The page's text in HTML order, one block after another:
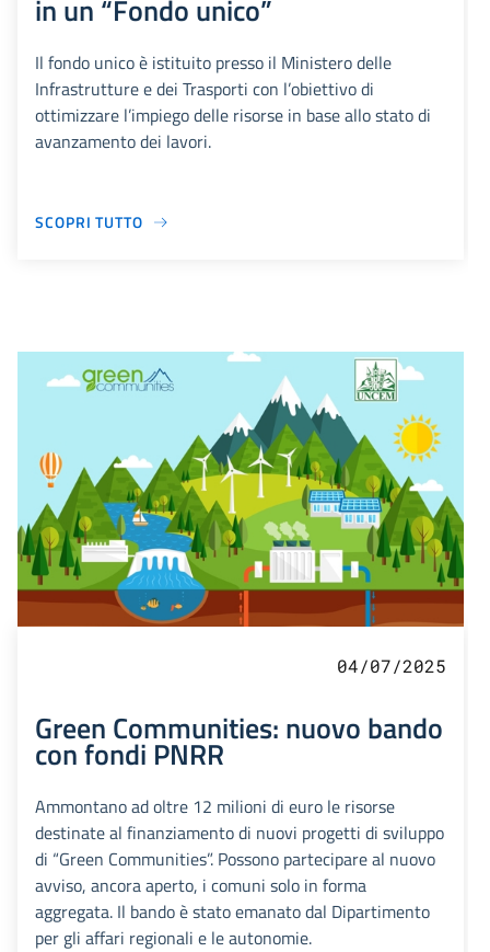
in un “Fondo unico”
Il fondo unico è istituito presso il Ministero delle
Infrastrutture e dei Trasporti con l’obiettivo di
ottimizzare l’impiego delle risorse in base allo stato di
avanzamento dei lavori.
SCOPRI TUTTO
04/07/2025
Green Communities: nuovo bando
con fondi PNRR
Ammontano ad oltre 12 milioni di euro le risorse
destinate al finanziamento di nuovi progetti di sviluppo
di “Green Communities”. Possono partecipare al nuovo
avviso, ancora aperto, i comuni solo in forma
aggregata. Il bando è stato emanato dal Dipartimento
per gli affari regionali e le autonomie.